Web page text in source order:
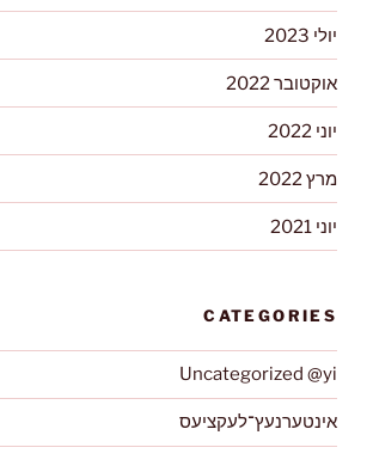
יולי 2023
אוקטובר 2022
יוני 2022
מרץ 2022
יוני 2021
CATEGORIES
Uncategorized @yi
אינטערנעץ־לעקציעס